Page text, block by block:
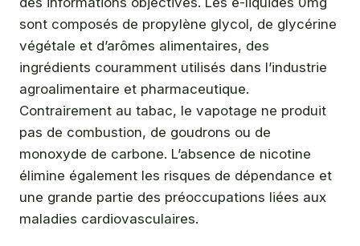
sont composés de propylène glycol, de glycérine
végétale et d’arômes alimentaires, des
ingrédients couramment utilisés dans l’industrie
agroalimentaire et pharmaceutique.
Contrairement au tabac, le vapotage ne produit
pas de combustion, de goudrons ou de
monoxyde de carbone. L’absence de nicotine
élimine également les risques de dépendance et
une grande partie des préoccupations liées aux
maladies cardiovasculaires.